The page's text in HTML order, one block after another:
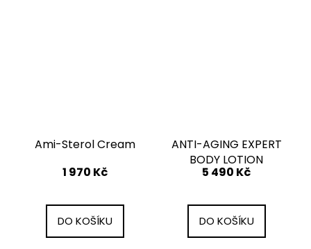
Ami-Sterol Cream
1 970 Kč
DO KOŠÍKU
ANTI-AGING EXPERT
BODY LOTION
5 490 Kč
DO KOŠÍKU